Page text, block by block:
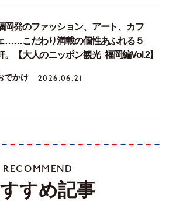
岡発のファッション、アート、カフ
……こだわり満載の個性あふれる５
。【大人のニッポン観光_福岡編Vol.2】
でかけ 2026.06.21
RECOMMEND
すめ記事